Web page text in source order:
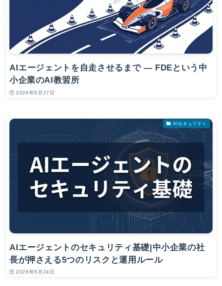
AIエージェントを自走させるまで — FDEという中
小企業のAI教習所
2026年5月27日
AIセキュリティ
AIエージェントのセキュリティ基礎|中小企業の社
長が押さえる5つのリスクと運用ルール
2026年5月24日